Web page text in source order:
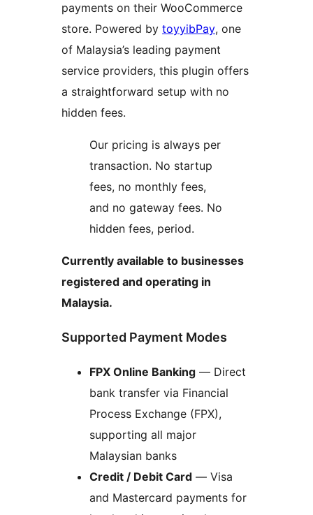
payments on their WooCommerce
store. Powered by toyyibPay, one
of Malaysia’s leading payment
service providers, this plugin offers
a straightforward setup with no
hidden fees.
Our pricing is always per
transaction. No startup
fees, no monthly fees,
and no gateway fees. No
hidden fees, period.
Currently available to businesses
registered and operating in
Malaysia.
Supported Payment Modes
FPX Online Banking — Direct
bank transfer via Financial
Process Exchange (FPX),
supporting all major
Malaysian banks
Credit / Debit Card — Visa
and Mastercard payments for